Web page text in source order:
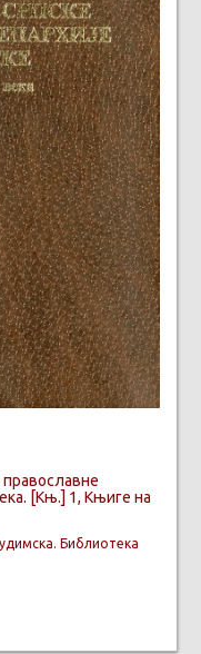
[Књ.] 1, Књиге на
Библиотека